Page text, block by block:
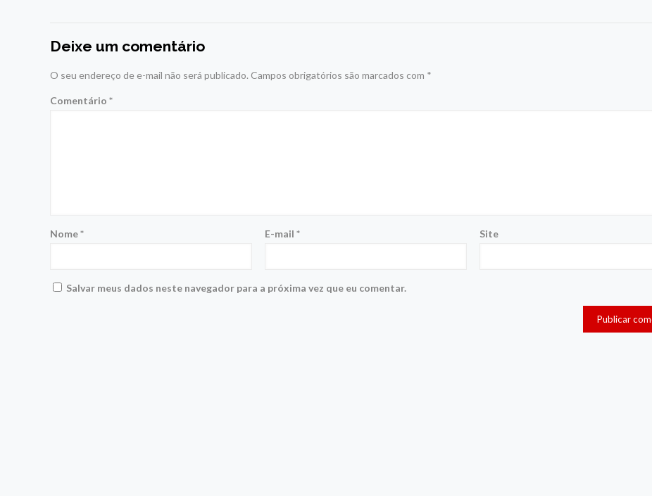
Deixe um comentário
O seu endereço de e-mail não será publicado. Campos obrigatórios são marcados com *
Comentário*
Nome* E-mail* Site
Salvar meus dados neste navegador para a próxima vez que eu comentar.